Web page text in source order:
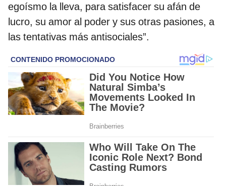
egoísmo la lleva, para satisfacer su afán de
lucro, su amor al poder y sus otras pasiones, a
las tentativas más antisociales”.